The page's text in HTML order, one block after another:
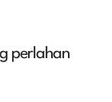
perlahan